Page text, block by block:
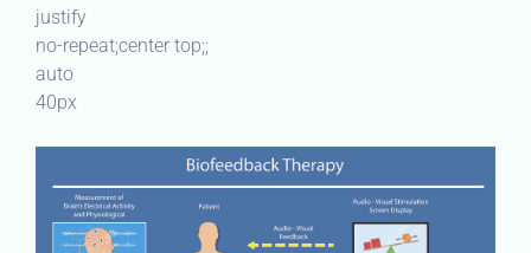
justify
no-repeat;center top;;
auto
40px